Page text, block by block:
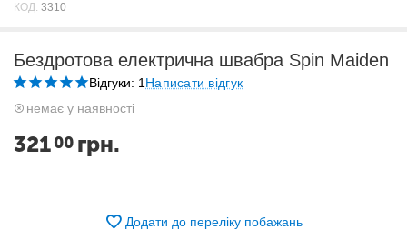
КОД: 3310
Бездротова електрична швабра Spin Maiden
Відгуки: 1 Написати відгук
немає у наявності
32100 грн.
Додати до переліку побажань